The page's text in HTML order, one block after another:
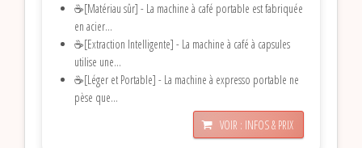
☕[Matériau sûr] - La machine à café portable est fabriquée
en acier...
☕[Extraction Intelligente] - La machine à café à capsules
utilise une...
☕[Léger et Portable] - La machine à expresso portable ne
pèse que...
VOIR : INFOS & PRIX